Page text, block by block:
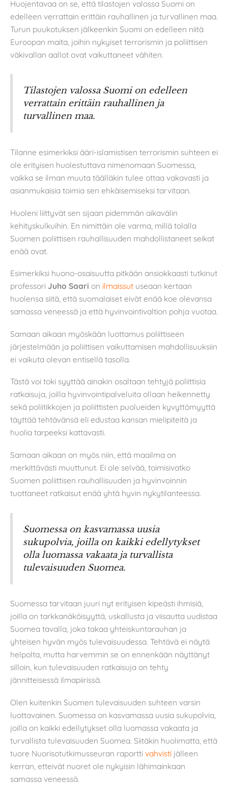
Huojentavaa on se, että tilastojen valossa Suomi on
edelleen verrattain erittäin rauhallinen ja turvallinen maa.
Turun puukotuksen jälkeenkin Suomi on edelleen niitä
Euroopan maita, joihin nykyiset terrorismin ja poliittisen
väkivallan aallot ovat vaikuttaneet vähiten.
Tilastojen valossa Suomi on edelleen
verrattain erittäin rauhallinen ja
turvallinen maa.
Tilanne esimerkiksi ääri-islamistisen terrorismin suhteen ei
ole erityisen huolestuttava nimenomaan Suomessa,
vaikka se ilman muuta täälläkin tulee ottaa vakavasti ja
asianmukaisia toimia sen ehkäisemiseksi tarvitaan.
Huoleni liittyvät sen sijaan pidemmän aikavälin
kehityskulkuihin. En nimittäin ole varma, millä tolalla
Suomen poliittisen rauhallisuuden mahdollistaneet seikat
enää ovat.
Esimerkiksi huono-osaisuutta pitkään ansiokkaasti tutkinut
professori Juho Saari on ilmaissut useaan kertaan
huolensa siitä, että suomalaiset eivät enää koe olevansa
samassa veneessä ja että hyvinvointivaltion pohja vuotaa.
Samaan aikaan myöskään luottamus poliittiseen
järjestelmään ja poliittisen vaikuttamisen mahdollisuuksiin
ei vaikuta olevan entisellä tasolla.
Tästä voi toki syyttää ainakin osaltaan tehtyjä poliittisia
ratkaisuja, joilla hyvinvointipalveluita ollaan heikennetty
sekä poliitikkojen ja poliittisten puolueiden kyvyttömyyttä
täyttää tehtävänsä eli edustaa kansan mielipiteitä ja
huolia tarpeeksi kattavasti.
Samaan aikaan on myös niin, että maailma on
merkittävästi muuttunut. Ei ole selvää, toimisivatko
Suomen poliittisen rauhallisuuden ja hyvinvoinnin
tuottaneet ratkaisut enää yhtä hyvin nykytilanteessa.
Suomessa on kasvamassa uusia
sukupolvia, joilla on kaikki edellytykset
olla luomassa vakaata ja turvallista
tulevaisuuden Suomea.
Suomessa tarvitaan juuri nyt erityisen kipeästi ihmisiä,
joilla on tarkkanäköisyyttä, uskallusta ja viisautta uudistaa
Suomea tavalla, joka takaa yhteiskuntarauhan ja
yhteisen hyvän myös tulevaisuudessa. Tehtävä ei näytä
helpolta, mutta harvemmin se on ennenkään näyttänyt
silloin, kun tulevaisuuden ratkaisuja on tehty
jännitteisessä ilmapiirissä.
Olen kuitenkin Suomen tulevaisuuden suhteen varsin
luottavainen. Suomessa on kasvamassa uusia sukupolvia,
joilla on kaikki edellytykset olla luomassa vakaata ja
turvallista tulevaisuuden Suomea. Siitäkin huolimatta, että
tuore Nuorisotutkimusseuran raportti vahvisti jälleen
kerran, etteivät nuoret ole nykyisin lähimainkaan
samassa veneessä.